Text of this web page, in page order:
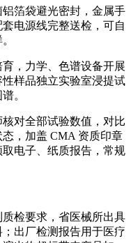
箔袋避光密封，金属手
电源线完整送检，可自
，力学、色谱设备开展
样品独立实验室浸提试
。
对全部试验数值，对比
，加盖 CMA 资质印章
电子、纸质报告，常规
检要求，省医械所出具
出厂检测报告用于医疗